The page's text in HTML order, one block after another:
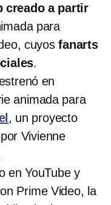
creado a partir
para
cuyosfanarts
.
en
animada para
, un proyecto
Vivienne
en YouTube y
Prime Video, la